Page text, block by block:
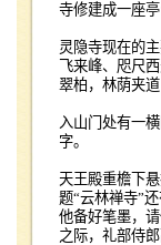
寺修建成一座
灵隐寺现在的
飞来峰、咫尺
翠柏，林荫夹
入山门处有一
字。
天王殿重檐下
题“云林禅寺”
他备好笔墨，
之际，礼部侍